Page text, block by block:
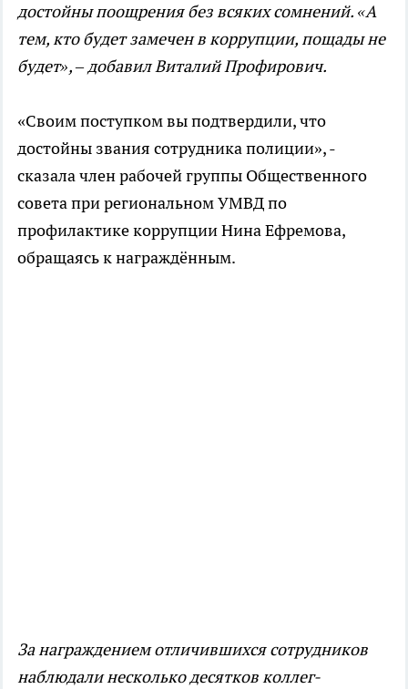
достойны поощрения без всяких сомнений. «А
тем, кто будет замечен в коррупции, пощады не
будет», – добавил Виталий Профирович.
«Своим поступком вы подтвердили, что
достойны звания сотрудника полиции», -
сказала член рабочей группы Общественного
совета при региональном УМВД по
профилактике коррупции Нина Ефремова,
обращаясь к награждённым.
За награждением отличившихся сотрудников
наблюдали несколько десятков коллег-